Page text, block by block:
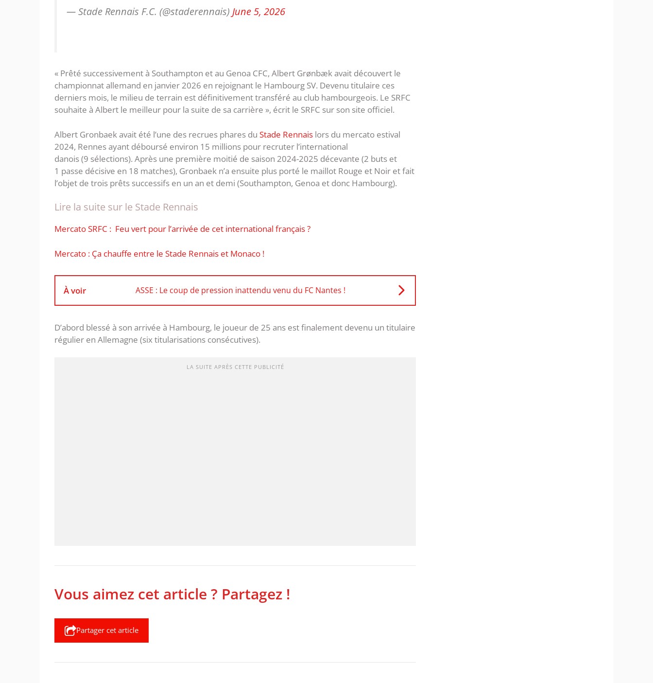
— Stade Rennais F.C. (@staderennais) June 5, 2026
« Prêté successivement à Southampton et au Genoa CFC, Albert Grønbæk avait découvert le
championnat allemand en janvier 2026 en rejoignant le Hambourg SV. Devenu titulaire ces
derniers mois, le milieu de terrain est définitivement transféré au club hambourgeois. Le SRFC
souhaite à Albert le meilleur pour la suite de sa carrière », écrit le SRFC sur son site officiel.
Albert Gronbaek avait été l’une des recrues phares du Stade Rennais lors du mercato estival
2024, Rennes ayant déboursé environ 15 millions pour recruter l’international
danois (9 sélections). Après une première moitié de saison 2024-2025 décevante (2 buts et
1 passe décisive en 18 matches), Gronbaek n’a ensuite plus porté le maillot Rouge et Noir et fait
l’objet de trois prêts successifs en un an et demi (Southampton, Genoa et donc Hambourg).
Lire la suite sur le Stade Rennais
Mercato SRFC : Feu vert pour l’arrivée de cet international français ?
Mercato : Ça chauffe entre le Stade Rennais et Monaco !
À voir ASSE : Le coup de pression inattendu venu du FC Nantes !
D’abord blessé à son arrivée à Hambourg, le joueur de 25 ans est finalement devenu un titulaire
régulier en Allemagne (six titularisations consécutives).
LA SUITE APRÈS CETTE PUBLICITÉ
Vous aimez cet article ? Partagez !
Partager cet article